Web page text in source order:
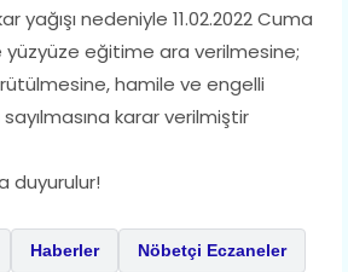
yağışı nedeniyle 11.02.2022 Cuma
yüzyüze eğitime ara verilmesine;
hamile ve engelli
karar verilmiştir
duyurulur!
Haberler Nöbetçi Eczaneler